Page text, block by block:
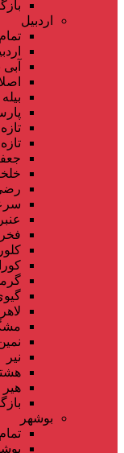
اردبیل
آبی
کلور
نیر
هیر
بوشهر